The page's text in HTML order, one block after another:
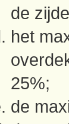
de
het
25%;
de